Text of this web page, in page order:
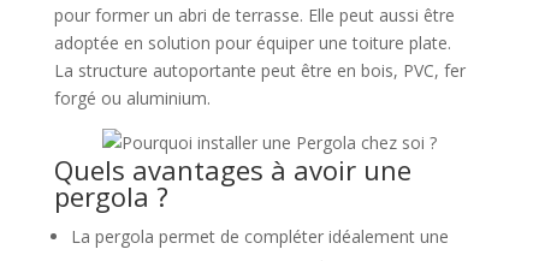
pour former un abri de terrasse. Elle peut aussi être
adoptée en solution pour équiper une toiture plate.
La structure autoportante peut être en bois, PVC, fer
forgé ou aluminium.
Quels avantages à avoir une
pergola ?
La pergola permet de compléter idéalement une